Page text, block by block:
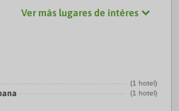
Ver más lugares de intéres
(1 hotel)
(1 hotel)